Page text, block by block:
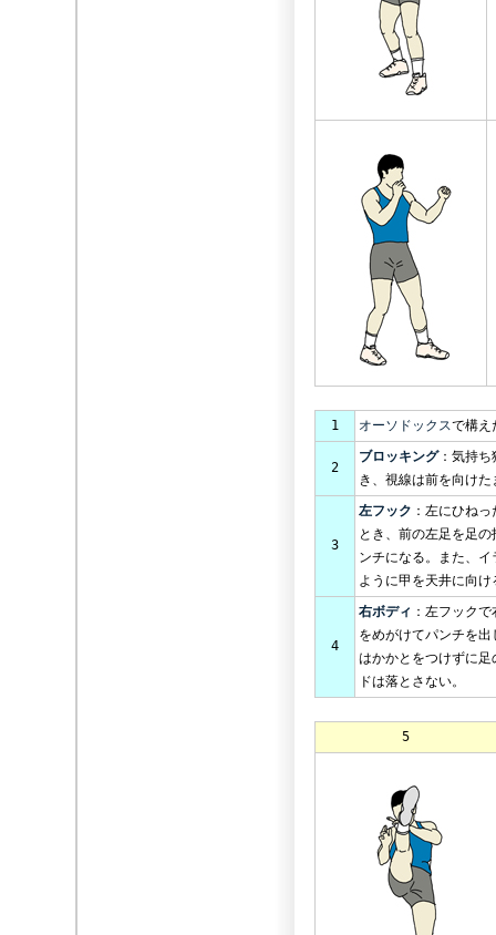
1 オーソドックスで構え
2
ブロッキング：気持ち
き、視線は前を向けた
3
左フック ：左にひね
とき、前の左足を足
ンチになる。また、
ように甲を天井に向
4
右ボディ ：左フック
をめがけてパンチを
はかかとをつけずに
ドは落とさない。
5